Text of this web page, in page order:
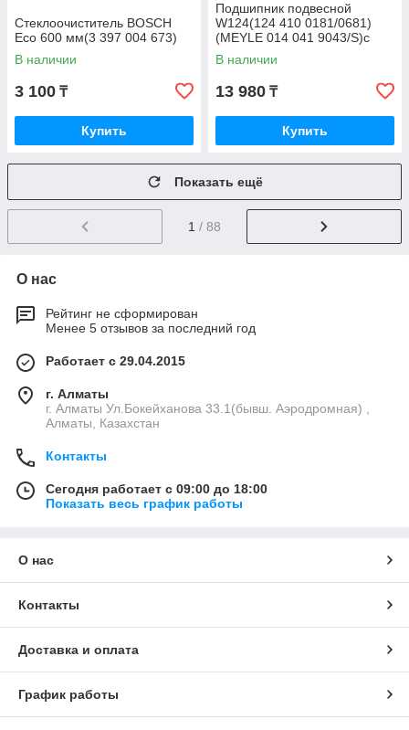
Стеклоочиститель BOSCH
Eco 600 мм(3 397 004 673)
В наличии
3 100 ₸
Купить
Подшипник подвесной
W124(124 410 0181/0681)
(MEYLE 014 041 9043/S)с
подшипником
В наличии
13 980 ₸
Купить
Показать ещё
1 / 88
О нас
Рейтинг не сформирован
Менее 5 отзывов за последний год
Работает с 29.04.2015
г. Алматы
г. Алматы Ул.Бокейханова 33.1(бывш. Аэродромная) ,
Алматы, Казахстан
Контакты
Сегодня работает с 09:00 до 18:00
Показать весь график работы
О нас
Контакты
Доставка и оплата
График работы